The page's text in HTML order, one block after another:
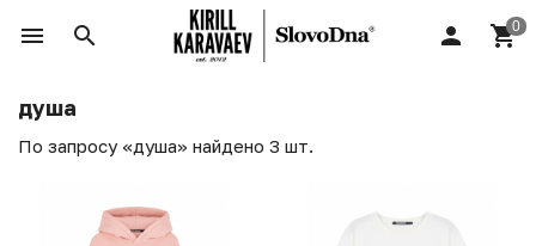
душа
По запросу «душа» найдено 3 шт.